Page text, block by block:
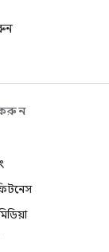
করুন
ফিটনেস